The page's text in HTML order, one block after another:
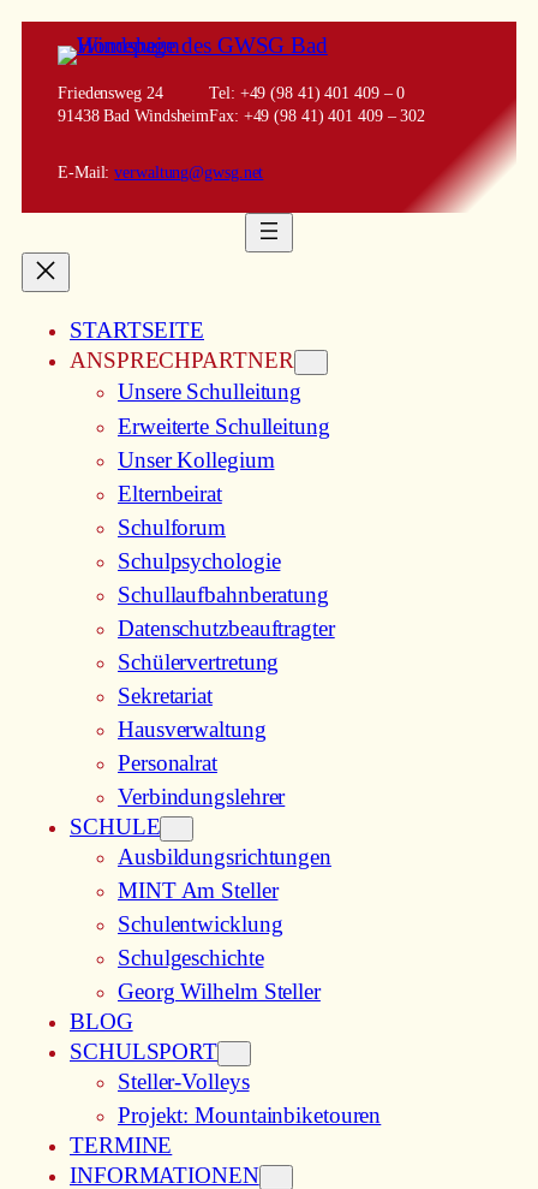
Friedensweg 24
91438 Bad Windsheim
Tel: +49 (98 41) 401 409 – 0
Fax: +49 (98 41) 401 409 – 302
E-Mail:verwaltung@gwsg.net
STARTSEITE
ANSPRECHPARTNER
Unsere Schulleitung
Erweiterte Schulleitung
Unser Kollegium
Elternbeirat
Schulforum
Schulpsychologie
Schullaufbahnberatung
Datenschutzbeauftragter
Schülervertretung
Sekretariat
Hausverwaltung
Personalrat
Verbindungslehrer
SCHULE
Ausbildungsrichtungen
MINT Am Steller
Schulentwicklung
Schulgeschichte
Georg Wilhelm Steller
BLOG
SCHULSPORT
Steller-Volleys
Projekt: Mountainbiketouren
TERMINE
INFORMATIONEN